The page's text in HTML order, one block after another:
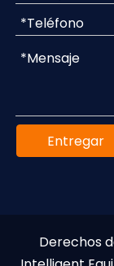
Entregar
Derechos